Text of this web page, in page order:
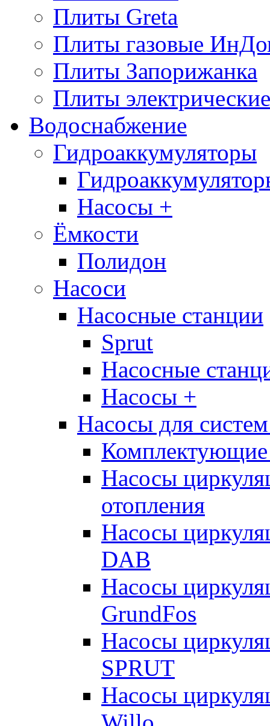
Плиты Greta
Плиты газовые
Плиты Запорижанка
Плиты
Водоснабжение
Гидроаккумуляторы
Насосы +
Ёмкости
Полидон
Насоси
Насосные станции
Sprut
Насосные
Насосы +
Насосы для
Комплектующие
Насосы
отопления
Насосы
DAB
Насосы
GrundFos
Насосы
SPRUT
Насосы